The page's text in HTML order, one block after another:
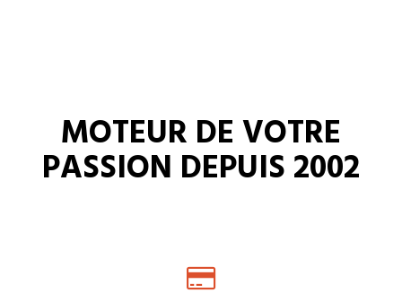
MOTEUR DE VOTRE
PASSION DEPUIS 2002